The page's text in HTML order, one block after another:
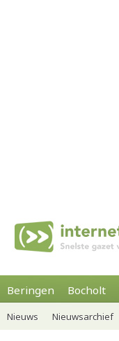
Beringen Bocholt
Nieuws Nieuwsarchief